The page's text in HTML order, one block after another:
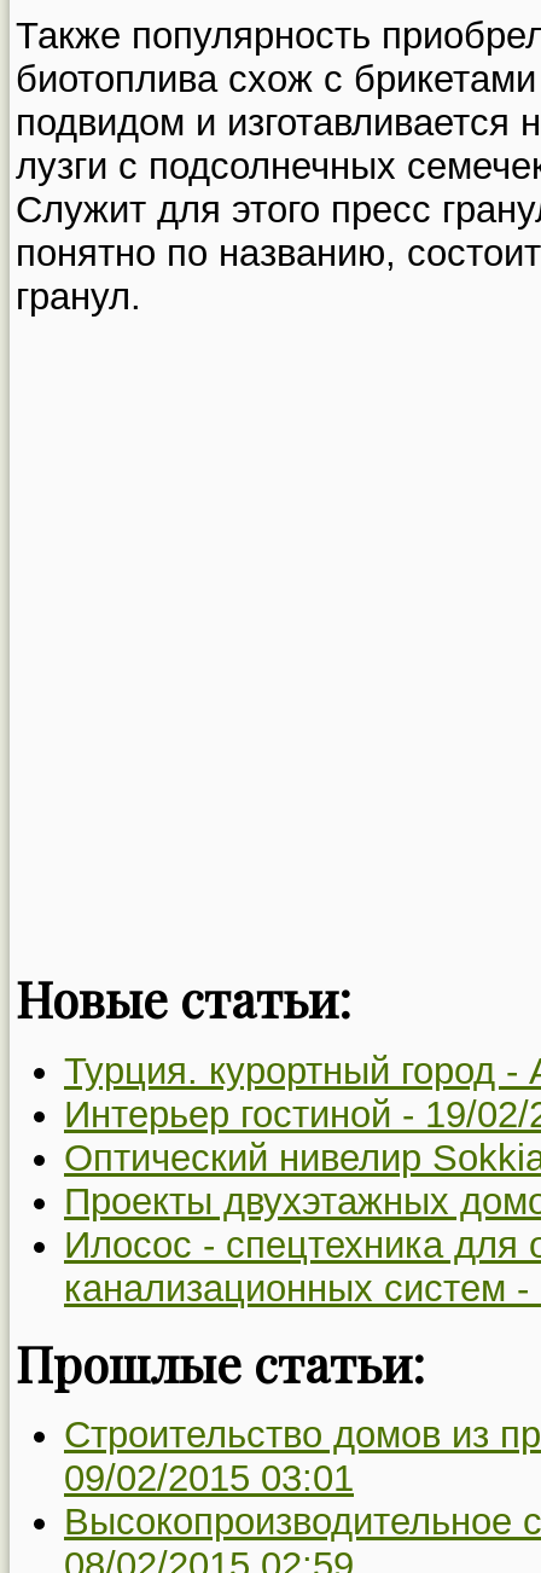
Также популярность
биотоплива схож с
подвидом и изготавливается
лузги с подсолнечных
Служит для этого пресс
понятно по названию,
гранул.
Новые статьи:
Турция. курортный город
Интерьер гостиной - 19/02/
Оптический нивелир
Проекты двухэтажных
Илосос - спецтехника для
канализационных систем -
Прошлые статьи:
Строительство домов из
09/02/2015 03:01
Высокопроизводительное